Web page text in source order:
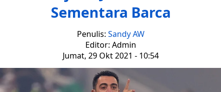
Sementara Barca
Penulis: Sandy AW
Editor: Admin
Jumat, 29 Okt 2021 - 10:54